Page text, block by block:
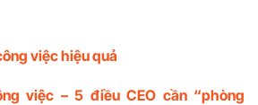
việc hiệu quả
việc – 5 điều CEO cần “phòng